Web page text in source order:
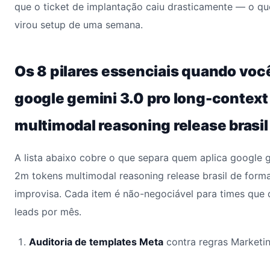
que o ticket de implantação caiu drasticamente — o
virou setup de uma semana.
Os 8 pilares essenciais quando
google gemini 3.0 pro long-
multimodal reasoning release brasil
A lista abaixo cobre o que separa quem aplica google
2m tokens multimodal reasoning release brasil de
improvisa. Cada item é não-negociável para times que
leads por mês.
Auditoria de templates Meta contra regras